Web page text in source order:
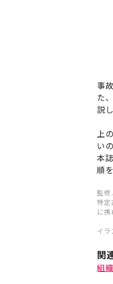
事
た
説
上
い
本
順
監修
特定
に携
イラ
関
組